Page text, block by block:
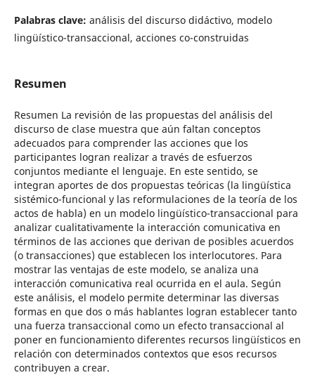
Palabras clave: análisis del discurso didáctivo, modelo
lingüístico-transaccional, acciones co-construidas
Resumen
Resumen La revisión de las propuestas del análisis del
discurso de clase muestra que aún faltan conceptos
adecuados para comprender las acciones que los
participantes logran realizar a través de esfuerzos
conjuntos mediante el lenguaje. En este sentido, se
integran aportes de dos propuestas teóricas (la lingüística
sistémico-funcional y las reformulaciones de la teoría de los
actos de habla) en un modelo lingüístico-transaccional para
analizar cualitativamente la interacción comunicativa en
términos de las acciones que derivan de posibles acuerdos
(o transacciones) que establecen los interlocutores. Para
mostrar las ventajas de este modelo, se analiza una
interacción comunicativa real ocurrida en el aula. Según
este análisis, el modelo permite determinar las diversas
formas en que dos o más hablantes logran establecer tanto
una fuerza transaccional como un efecto transaccional al
poner en funcionamiento diferentes recursos lingüísticos en
relación con determinados contextos que esos recursos
contribuyen a crear.